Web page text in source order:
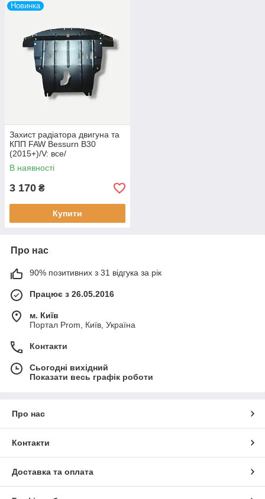
Новинка
Захист радіатора двигуна та
КПП FAW Bessurn B30
(2015+)/V: все/
В наявності
3 170 ₴
Купити
Про нас
90% позитивних з 31 відгука за рік
Працює з 26.05.2016
м. Київ
Портал Prom, Київ, Україна
Контакти
Сьогодні вихідний
Показати весь графік роботи
Про нас
Контакти
Доставка та оплата